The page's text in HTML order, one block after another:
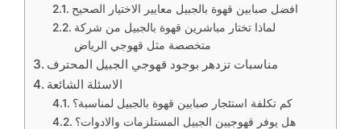
افضل صبابين قهوة بالجبيل معايير الاختيار الصحيح
لماذا تختار مباشرين قهوة بالجبيل من شركة
مناسبات تزدهر بوجود قهوجي الجبيل المحترف
الاسئلة الشائعة
كم تكلفة استئجار صبابين قهوة بالجبيل لمناسبة؟
هل يوفر قهوجيين الجبيل المستلزمات والادوات؟